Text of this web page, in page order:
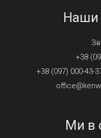
Наши
+38
+38 (097) 000-43-
Ми в